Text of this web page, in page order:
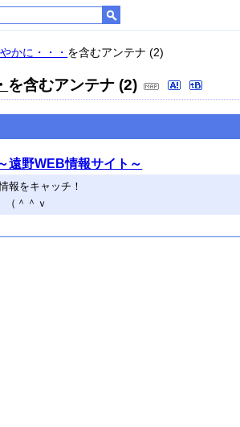
かに・・・ を含むアンテナ (2)
を含むアンテナ (2)
野WEB情報サイト～
報をキャッチ！
＾＾ｖ